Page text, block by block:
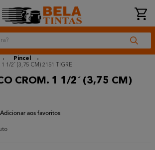
Pincel
1/2´ (3,75 CM) 2151 TIGRE
CROM. 1 1/2´ (3,75 CM)